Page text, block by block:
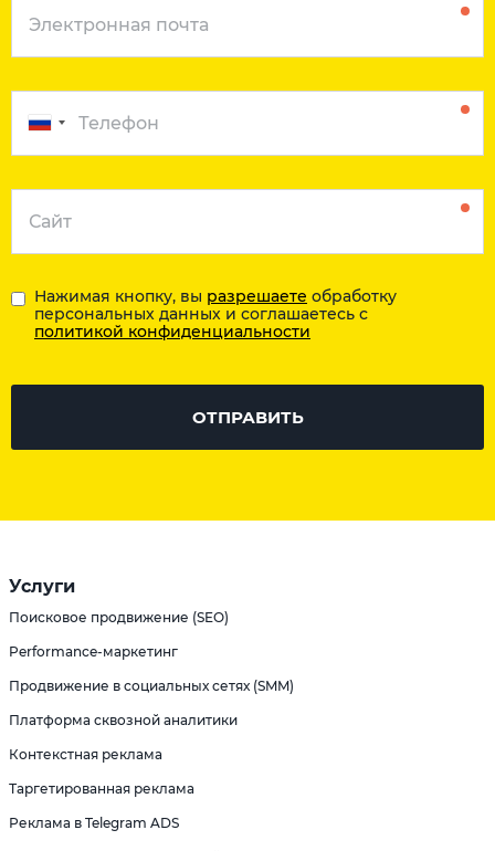
ОТПРАВИТЬ
Нажимая кнопку, вы разрешаете обработку
персональных данных и соглашаетесь с
политикой конфиденциальности
Услуги
Поисковое продвижение (SEO)
Performance-маркетинг
Продвижение в социальных сетях (SMM)
Платформа сквозной аналитики
Контекстная реклама
Таргетированная реклама
Реклама в Telegram ADS